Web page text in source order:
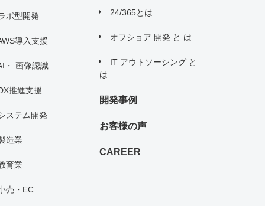
ボ型開発
導入支援
・ 画像認識
推進支援
ステム開発
造業
育業
売・EC
24/365とは
オフショア 開発 と は
IT アウトソーシング と
は
開発事例
お客様の声
CAREER